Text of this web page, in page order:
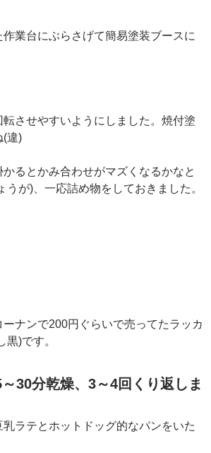
業台にぶらさげて簡易塗装ブースに
転させやすいようにしました。焼付塗
(違)
るとかみ合わせがマズくなるかなと
うが)、一応詰め物をしておきました。
ナンで200円ぐらいで売ってたラッカ
黒)です。
30分乾燥、3～4回くり返しま
ラテとホットドッグ的なパンをいた